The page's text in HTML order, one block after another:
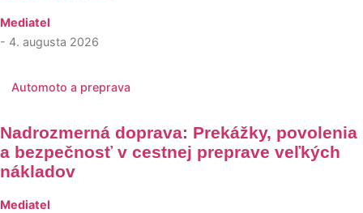
Mediatel
- 4. augusta 2026
Automoto a preprava
Nadrozmerná doprava: Prekážky, povolenia
a bezpečnosť v cestnej preprave veľkých
nákladov
Mediatel